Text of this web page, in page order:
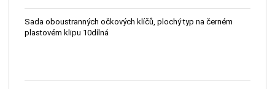
Sada oboustranných očkových klíčů, plochý typ na černém
plastovém klipu 10dílná